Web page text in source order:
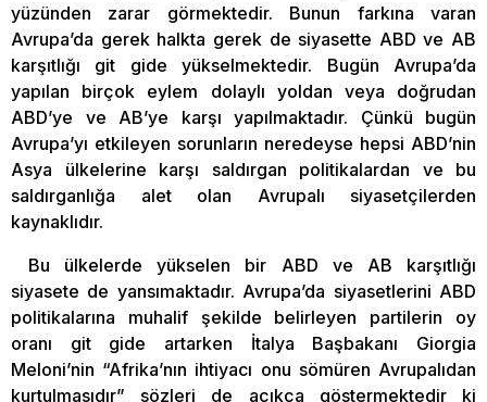
yüzünden zarar görmektedir. Bunun farkına varan
Avrupa’da gerek halkta gerek de siyasette ABD ve AB
karşıtlığı git gide yükselmektedir. Bugün Avrupa’da
yapılan birçok eylem dolaylı yoldan veya doğrudan
ABD’ye ve AB’ye karşı yapılmaktadır. Çünkü bugün
Avrupa’yı etkileyen sorunların neredeyse hepsi ABD’nin
Asya ülkelerine karşı saldırgan politikalardan ve bu
saldırganlığa alet olan Avrupalı siyasetçilerden
kaynaklıdır.
Bu ülkelerde yükselen bir ABD ve AB karşıtlığı
siyasete de yansımaktadır. Avrupa’da siyasetlerini ABD
politikalarına muhalif şekilde belirleyen partilerin oy
oranı git gide artarken İtalya Başbakanı Giorgia
Meloni’nin “Afrika’nın ihtiyacı onu sömüren Avrupalıdan
kurtulmasıdır” sözleri de açıkça göstermektedir ki